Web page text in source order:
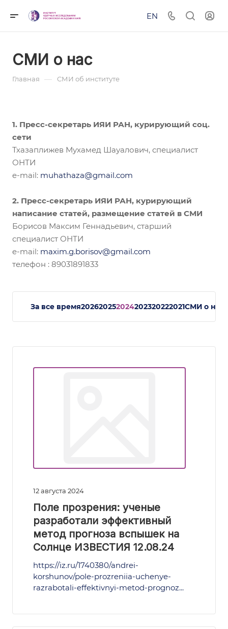
EN
СМИ о нас
Главная — СМИ об институте
1. Пресс-секретарь ИЯИ РАН, курирующий соц.
сети
Тхазаплижев Мухамед Шауалович, специалист
ОНТИ
e-mail: muhathaza@gmail.com
2. Пресс-секретарь ИЯИ РАН, курирующий
написание статей, размещение статей в СМИ
Борисов Максим Геннадьевич, старший
специалист ОНТИ
e-mail: maxim.g.borisov@gmail.com
телефон : 89031891833
За все время202620252024202320222021СМИ о нас.
12 августа 2024
Поле прозрения: ученые
разработали эффективный
метод прогноза вспышек на
Солнце ИЗВЕСТИЯ 12.08.24
https://iz.ru/1740380/andrei-
korshunov/pole-prozreniia-uchenye-
razrabotali-effektivnyi-metod-prognoz...